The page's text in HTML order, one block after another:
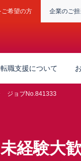
希望の方 企業のご
転職支援について
ジョブNo.841333
未経験大